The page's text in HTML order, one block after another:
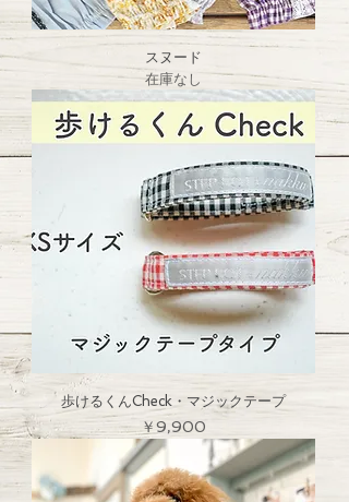
スヌード
在庫なし
歩けるくんCheck・マジックテープ
価格
￥9,900